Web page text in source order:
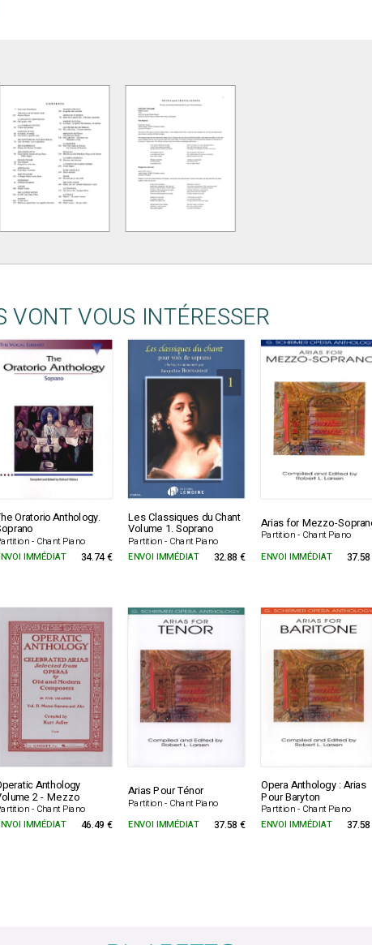
VONT VOUS INTÉRESSER
Oratorio Anthology.
- Chant Piano
Les Classiques du Chant
Volume 1. Soprano
Partition - Chant Piano
Arias for Mezzo-
Partition - Chant Piano
IMMÉDIAT 34.74 € ENVOI IMMÉDIAT 32.88 € ENVOI IMMÉDIAT
Anthology
2 - Mezzo
- Chant Piano
Arias Pour Ténor
Partition - Chant Piano
Opera Anthology : Arias
Pour Baryton
Partition - Chant Piano
IMMÉDIAT 46.49 € ENVOI IMMÉDIAT 37.58 € ENVOI IMMÉDIAT